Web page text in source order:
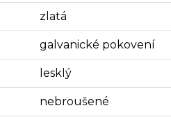
zlatá
galvanické pokovení
lesklý
nebroušené